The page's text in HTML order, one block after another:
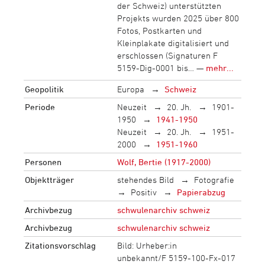
der Schweiz) unterstützten
Projekts wurden 2025 über 800
Fotos, Postkarten und
Kleinplakate digitalisiert und
erschlossen (Signaturen F
5159-Dig-0001 bis… — mehr...
Geopolitik Europa
Schweiz
Periode
Neuzeit 20. Jh.
1901-
1950
1941-1950
Neuzeit
20. Jh.
1951-
2000
1951-1960
Personen
Wolf, Bertie (1917-2000)
Objektträger
stehendes Bild
Fotografie
Positiv
Papierabzug
Archivbezug
schwulenarchiv schweiz
Archivbezug
schwulenarchiv schweiz
Zitationsvorschlag
Bild: Urheber:in
unbekannt/F 5159-100-Fx-017